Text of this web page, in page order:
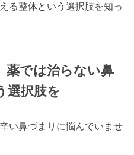
る整体という選択肢を知っ
薬では治らない鼻
選択肢を
い鼻づまりに悩んでいませ